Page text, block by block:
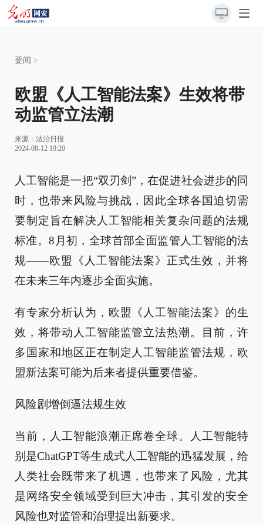
要闻 >
欧盟《人工智能法案》生效将带
动监管立法潮
来源： 法治日报
2024-08-12 19:20
人工智能是一把“双刃剑”，在促进社会进步的同
时，也带来风险与挑战，因此全球各国迫切需
要制定旨在解决人工智能相关复杂问题的法规
标准。8月初，全球首部全面监管人工智能的法
规——欧盟《人工智能法案》正式生效，并将
在未来三年内逐步全面实施。
有专家分析认为，欧盟《人工智能法案》的生
效，将带动人工智能监管立法热潮。目前，许
多国家和地区正在制定人工智能监管法规，欧
盟新法案可能为后来者提供重要借鉴。
风险剧增倒逼法规生效
当前，人工智能浪潮正席卷全球。人工智能特
别是ChatGPT等生成式人工智能的迅猛发展，给
人类社会既带来了机遇，也带来了风险，尤其
是网络安全领域受到巨大冲击，其引发的安全
风险也对监管和治理提出新要求。